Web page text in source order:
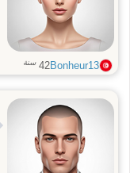
Bonheur13
42 سنة